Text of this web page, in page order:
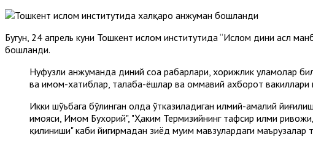
Бугун, 24 апрель куни Тошкент ислом институтида “Ислом дини асл
бошланди.
Нуфузли анжуманда диний соҳа раҳбарлари, хорижлик уламолар
ва имом-хатиблар, талаба-ёшлар ва оммавий ахборот
Икки шўъбага бўлинган ҳолда ўтказиладиган илмий-амалий
ҳимояси, Имом Бухорий", "Ҳаким Термизийнинг тафсир илми
қилиниши" каби йигирмадан зиёд муҳим мавзулардаги маърузалар